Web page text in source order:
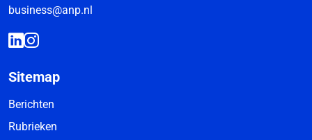
business@anp.nl
Sitemap
Berichten
Rubrieken